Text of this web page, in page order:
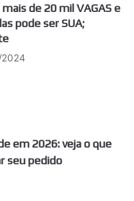
de 20 mil VAGAS e
pode ser SUA;
em 2026: veja o que
seu pedido